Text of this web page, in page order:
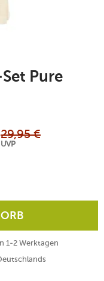
Pure
29,95 €
UVP
1-2 Werktagen